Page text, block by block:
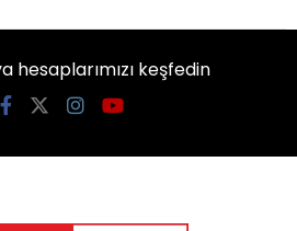
hesaplarımızı keşfedin